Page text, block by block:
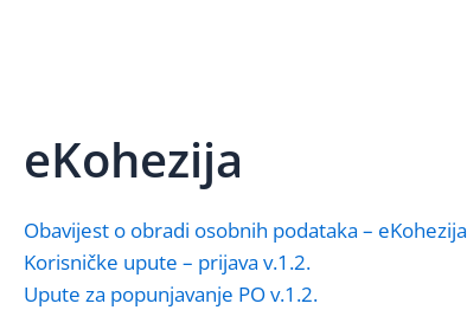
eKohezija
Obavijest o obradi osobnih podataka – eKohezija
Korisničke upute – prijava v.1.2.
Upute za popunjavanje PO v.1.2.